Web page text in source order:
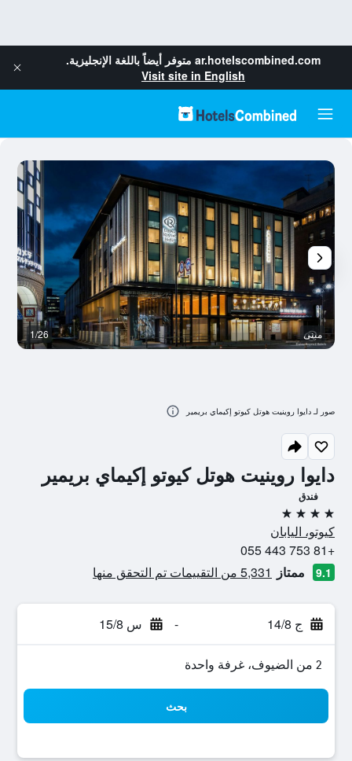
ar.hotelscombined.com متوفر أيضاً باللغة الإنجليزية.
Visit site in English
دايوا روينيت هوتل كيوتو إكيماي بريمير
فندق
4 نجوم
كيوتو، اليابان
+81 753 443 055
9.1 ممتاز 5,331 من التقييمات تم التحقق منها
ج 14/8 - س 15/8
2 من الضيوف، غرفة واحدة
بحث
مبنى 1/26
صور لـ دايوا روينيت هوتل كيوتو إكيماي بريمير